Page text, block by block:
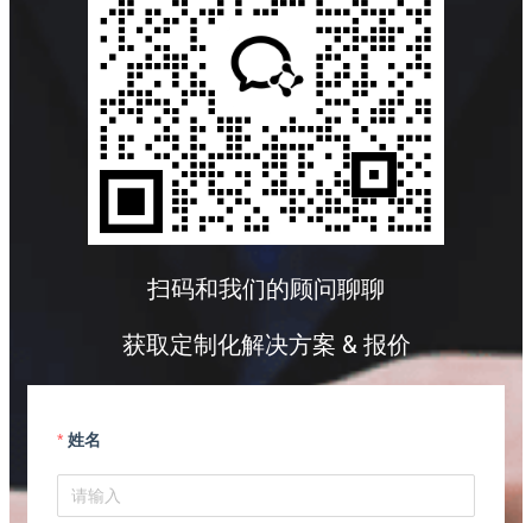
扫码和我们的顾问聊聊
获取定制化解决方案 & 报价